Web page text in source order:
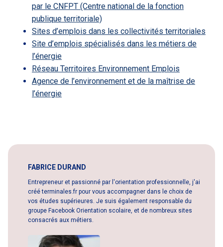
par le CNFPT (Centre national de la fonction
publique territoriale)
Sites d’emplois dans les collectivités territoriales
Site d’emplois spécialisés dans les métiers de
l’énergie
Réseau Territoires Environnement Emplois
Agence de l’environnement et de la maîtrise de
l’énergie
FABRICE DURAND
Entrepreneur et passionné par l'orientation professionnelle, j'ai
créé terminales.fr pour vous accompagner dans le choix de
vos études supérieures. Je suis également responsable du
groupe Facebook Orientation scolaire, et de nombreux sites
consacrés aux métiers.